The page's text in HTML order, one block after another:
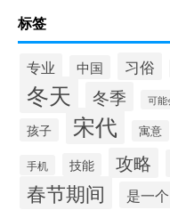
标签
专业 中国 习俗
冬天 冬季 可能
孩子
宋代 寓意
手机 技能 攻略
春节期间 是一个